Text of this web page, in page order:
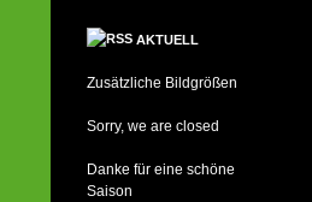
AKTUELL
Zusätzliche Bildgrößen
Sorry, we are closed
Danke für eine schöne
Saison